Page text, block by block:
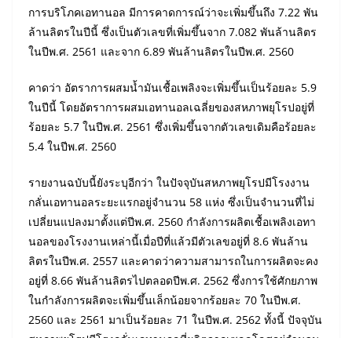
การบริโภคเอทานอล มีการคาดการณ์ว่าจะเพิ่มขึ้นถึง 7.22 พัน
ล้านลิตรในปีนี้ ซึ่งเป็นตัวเลขที่เพิ่มขึ้นจาก 7.082 พันล้านลิตร
ในปีพ.ศ. 2561 และจาก 6.89 พันล้านลิตรในปีพ.ศ. 2560
คาดว่า อัตราการผสมน้ำมันเชื้อเพลิงจะเพิ่มขึ้นเป็นร้อยละ 5.9
ในปีนี้ โดยอัตราการผสมเอทานอลเฉลี่ยของสหภาพยุโรปอยู่ที่
ร้อยละ 5.7 ในปีพ.ศ. 2561 ซึ่งเพิ่มขึ้นจากตัวเลขเดิมคือร้อยละ
5.4 ในปีพ.ศ. 2560
รายงานฉบับนี้ยังระบุอีกว่า ในปัจจุบันสหภาพยุโรปมีโรงงาน
กลั่นเอทานอลระยะแรกอยู่จำนวน 58 แห่ง ซึ่งเป็นจำนวนที่ไม่
เปลี่ยนแปลงมาตั้งแต่ปีพ.ศ. 2560 กำลังการผลิตเชื้อเพลิงเอทา
นอลของโรงงานเหล่านี้เมื่อปีที่แล้วมีตัวเลขอยู่ที่ 8.6 พันล้าน
ลิตรในปีพ.ศ. 2557 และคาดว่าความสามารถในการผลิตจะคง
อยู่ที่ 8.66 พันล้านลิตรไปตลอดปีพ.ศ. 2562 ซึ่งการใช้ศักยภาพ
ในกำลังการผลิตจะเพิ่มขึ้นเล็กน้อยจากร้อยละ 70 ในปีพ.ศ.
2560 และ 2561 มาเป็นร้อยละ 71 ในปีพ.ศ. 2562 ทั้งนี้ ปัจจุบัน